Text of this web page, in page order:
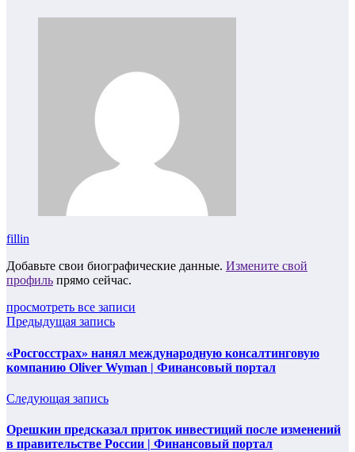
fillin
Добавьте свои биографические данные. Измените свой
профиль прямо сейчас.
просмотреть все записи
Предыдущая запись
«Росгосстрах» нанял международную консалтинговую
компанию Oliver Wyman | Финансовый портал
Следующая запись
Орешкин предсказал приток инвестиций после изменений
в правительстве России | Финансовый портал